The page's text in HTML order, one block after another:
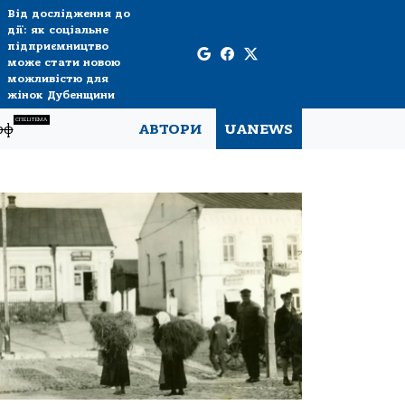
Від дослідження до
дії: як соціальне
підприємництво
може стати новою
можливістю для
жінок Дубенщини
СПЕЦТЕМА
АВТОРИ UANEWS